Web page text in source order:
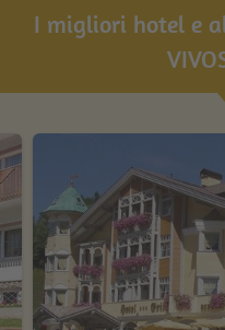
I migliori hotel e